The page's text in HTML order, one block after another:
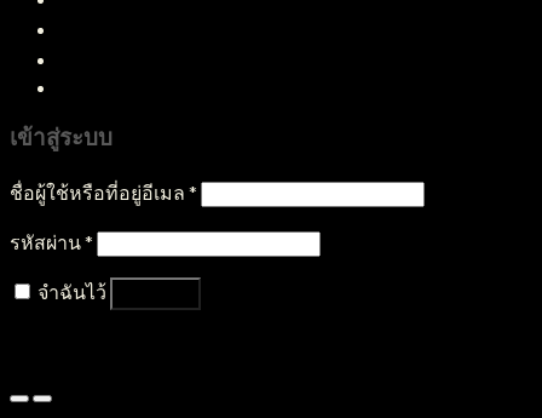
เข้าสู่ระบบ
ชื่อผู้ใช้หรือที่อยู่อีเมล *
รหัสผ่าน*
จำฉันไว้